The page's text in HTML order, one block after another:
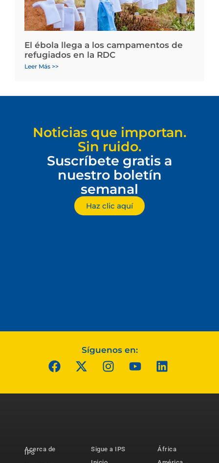
El ébola llega a los campamentos de
refugiados en la RDC
Leer Más >>
Noticias que importan.
Sin ruido.
Suscríbete gratis a
nuestro boletín
semanal
Haz clic aquí
Síguenos en:
Acerca de
IPS
Sigue a IPS
África